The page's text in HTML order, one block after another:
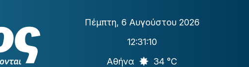
Πέμπτη, 6 Αυγούστου 2026
12:31:11
Αθήνα
34 °C